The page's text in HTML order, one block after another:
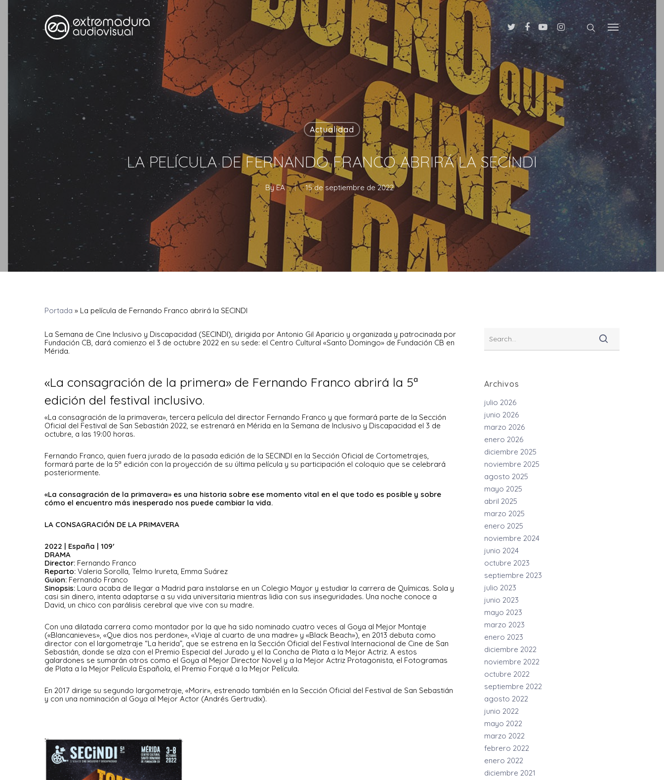
Actualidad
LA PELÍCULA DE FERNANDO FRANCO ABRIRÁ LA SECINDI
ByEA 15 de septiembre de 2022
Portada » La película de Fernando Franco abrirá la SECINDI
La Semana de Cine Inclusivo y Discapacidad (SECINDI), dirigida por Antonio Gil Aparicio y organizada y patrocinada por
Fundación CB, dará comienzo el 3 de octubre 2022 en su sede: el Centro Cultural «Santo Domingo» de Fundación CB en
Mérida.
«La consagración de la primera» de Fernando Franco abrirá la 5ª
edición del festival inclusivo.
«La consagración de la primavera», tercera película del director Fernando Franco y que formará parte de la Sección
Oficial del Festival de San Sebastián 2022, se estrenará en Mérida en la Semana de Inclusivo y Discapacidad el 3 de
octubre, a las 19:00 horas.
Fernando Franco, quien fuera jurado de la pasada edición de la SECINDI en la Sección Oficial de Cortometrajes,
formará parte de la 5ª edición con la proyección de su última película y su participación el coloquio que se celebrará
posteriormente.
«La consagración de la primavera» es una historia sobre ese momento vital en el que todo es posible y sobre
cómo el encuentro más inesperado nos puede cambiar la vida.
LA CONSAGRACIÓN DE LA PRIMAVERA
2022 | España | 109′
DRAMA
Director: Fernando Franco
Reparto: Valeria Sorolla, Telmo Irureta, Emma Suárez
Guion: Fernando Franco
Sinopsis: Laura acaba de llegar a Madrid para instalarse en un Colegio Mayor y estudiar la carrera de Químicas. Sola y
casi sin dinero, intenta adaptarse a su vida universitaria mientras lidia con sus inseguridades. Una noche conoce a
David, un chico con parálisis cerebral que vive con su madre.
Con una dilatada carrera como montador por la que ha sido nominado cuatro veces al Goya al Mejor Montaje
(«Blancanieves», «Que dios nos perdone», «Viaje al cuarto de una madre» y «Black Beach»), en 2013 debuta como
director con el largometraje “La herida”, que se estrena en la Sección Oficial del Festival Internacional de Cine de San
Sebastián, donde se alza con el Premio Especial del Jurado y el la Concha de Plata a la Mejor Actriz. A estos
galardones se sumarán otros como el Goya al Mejor Director Novel y a la Mejor Actriz Protagonista, el Fotogramas
de Plata a la Mejor Película Española, el Premio Forqué a la Mejor Película.
En 2017 dirige su segundo largometraje, «Morir», estrenado también en la Sección Oficial del Festival de San Sebastián
y con una nominación al Goya al Mejor Actor (Andrés Gertrudix).
Archivos
julio 2026
junio 2026
marzo 2026
enero 2026
diciembre 2025
noviembre 2025
agosto 2025
mayo 2025
abril 2025
marzo 2025
enero 2025
noviembre 2024
junio 2024
octubre 2023
septiembre 2023
julio 2023
junio 2023
mayo 2023
marzo 2023
enero 2023
diciembre 2022
noviembre 2022
octubre 2022
septiembre 2022
agosto 2022
junio 2022
mayo 2022
marzo 2022
febrero 2022
enero 2022
diciembre 2021